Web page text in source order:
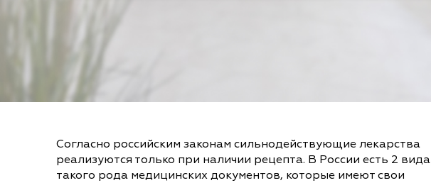
Согласно российским законам сильнодействующие лекарства
реализуются только при наличии рецепта. В России есть 2 вида
такого рода медицинских документов, которые имеют свои